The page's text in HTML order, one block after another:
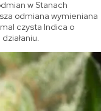
w Stanach
odmiana wymieniana
czysta Indica o